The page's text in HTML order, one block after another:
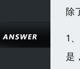
除
1
是